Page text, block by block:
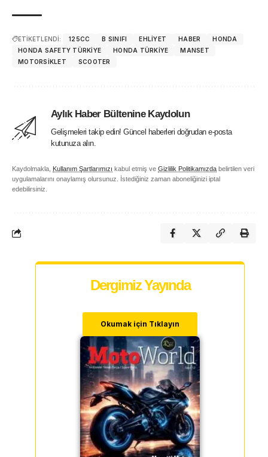
ETİKETLENDİ: 125CC B SINIFI EHLIYET HABER
HONDA
HONDA SAFETY TÜRKIYE
HONDA TÜRKIYE
MANSET
MOTORSIKLET
SCOOTER
Aylık Haber Bültenine Kaydolun
Gelişmeleri takip edin! Güncel haberleri doğrudan e-posta
kutunuza alın.
Kaydolmakla, Kullanım Şartlarımızı kabul etmiş ve Gizlilik Politikamızda belirtilen veri
uygulamalarını onaylamış olursunuz. İstediğiniz zaman aboneliğinizi iptal
edebilirsiniz.
Dergimiz Yayında
Okumak için Tıklayın